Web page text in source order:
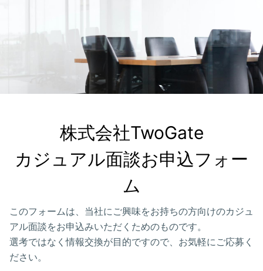
株式会社TwoGate
カジュアル面談お申込フォー
ム
このフォームは、当社にご興味をお持ちの方向けのカジュ
アル面談をお申込みいただくためのものです。
選考ではなく情報交換が目的ですので、お気軽にご応募く
ださい。